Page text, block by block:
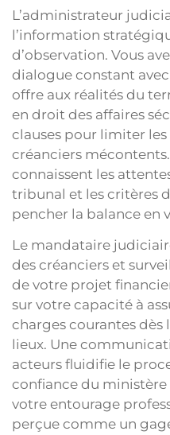
L’administrateur
l’information
d’observation. Vous
dialogue constant
offre aux réalités du
en droit des affaires
clauses pour limiter
créanciers
connaissent les
tribunal et les critères
pencher la balance en
Le mandataire
des créanciers et
de votre projet
sur votre capacité à
charges courantes dès
lieux. Une
acteurs fluidifie le
confiance du
votre entourage
perçue comme un